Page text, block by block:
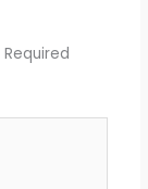
Required